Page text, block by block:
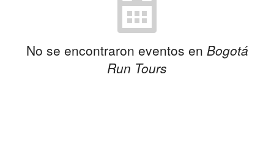
No se encontraron eventos en Bogotá
Run Tours